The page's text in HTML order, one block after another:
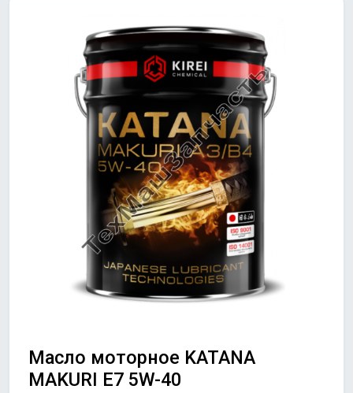
Масло моторное KATANA
MAKURI E7 5W-40